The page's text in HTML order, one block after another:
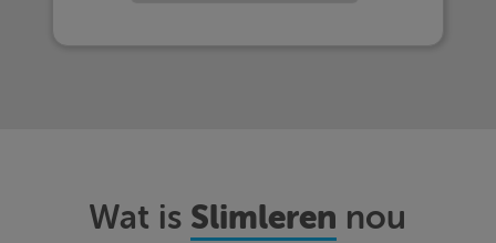
Wat is Slimleren nou